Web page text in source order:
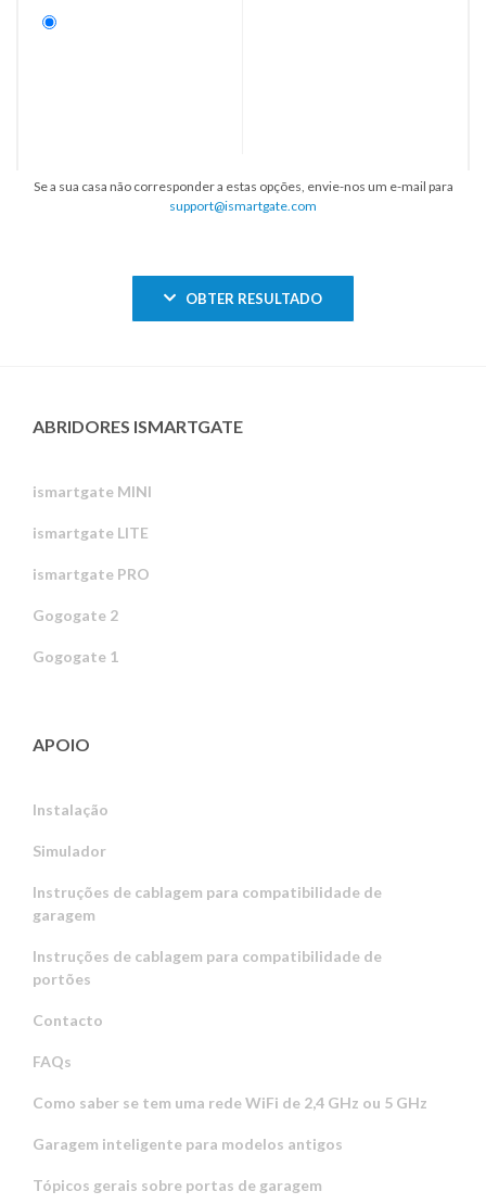
Se a sua casa não corresponder a estas opções, envie-nos um e-mail para
support@ismartgate.com
OBTER RESULTADO
ABRIDORES ISMARTGATE
ismartgate MINI
ismartgate LITE
ismartgate PRO
Gogogate 2
Gogogate 1
APOIO
Instalação
Simulador
Instruções de cablagem para compatibilidade de
garagem
Instruções de cablagem para compatibilidade de
portões
Contacto
FAQs
Como saber se tem uma rede WiFi de 2,4 GHz ou 5 GHz
Garagem inteligente para modelos antigos
Tópicos gerais sobre portas de garagem